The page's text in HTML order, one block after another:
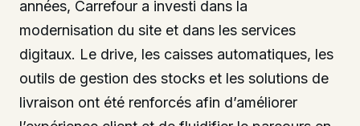
années, Carrefour a investi dans la
modernisation du site et dans les services
digitaux. Le drive, les caisses automatiques, les
outils de gestion des stocks et les solutions de
livraison ont été renforcés afin d’améliorer